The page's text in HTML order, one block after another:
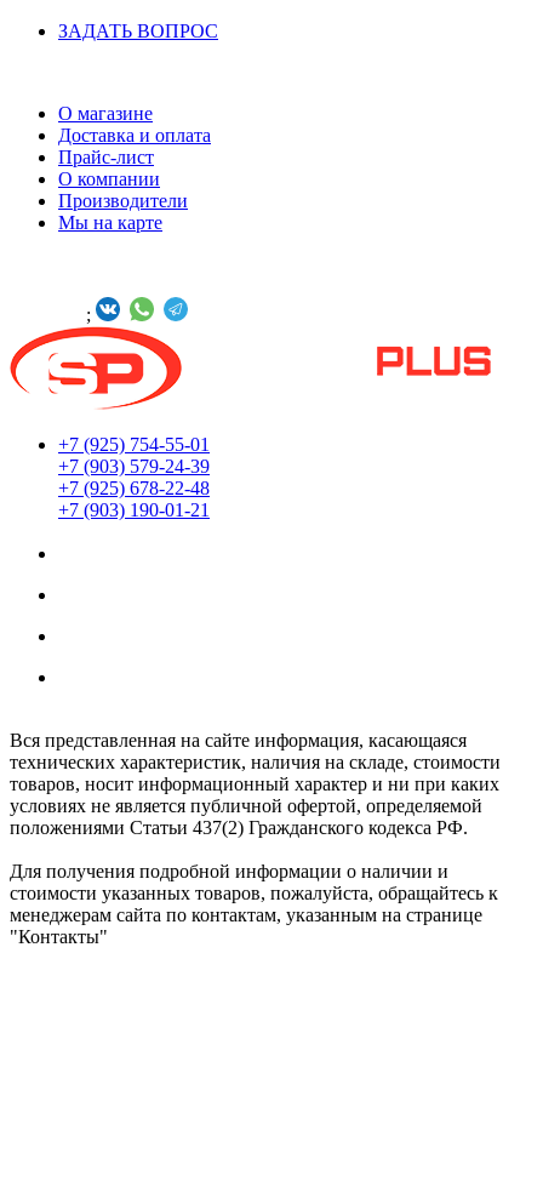
ЗАДАТЬ ВОПРОС
О магазине
Доставка и оплата
Прайс-лист
О компании
Производители
Мы на карте
;
+7 (925) 754-55-01
+7 (903) 579-24-39
+7 (925) 678-22-48
+7 (903) 190-01-21
Вся представленная на сайте информация, касающаяся
технических характеристик, наличия на складе, стоимости
товаров, носит информационный характер и ни при каких
условиях не является публичной офертой, определяемой
положениями Статьи 437(2) Гражданского кодекса РФ.
Для получения подробной информации о наличии и
стоимости указанных товаров, пожалуйста, обращайтесь к
менеджерам сайта по контактам, указанным на странице
"Контакты"